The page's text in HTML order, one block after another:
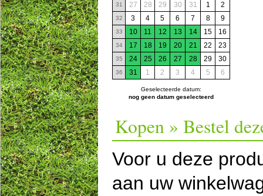
31 27 28 29 30 31 1 2
32 3 4 5 6 7 8 9
33 10 11 12 13 14 15 16
34 17 18 19 20 21 22 23
35 24 25 26 27 28 29 30
36 31 1 2 3 4 5 6
Geselecteerde datum:
nog geen datum geselecteerd
Kopen » Bestel
Voor u deze
aan uw